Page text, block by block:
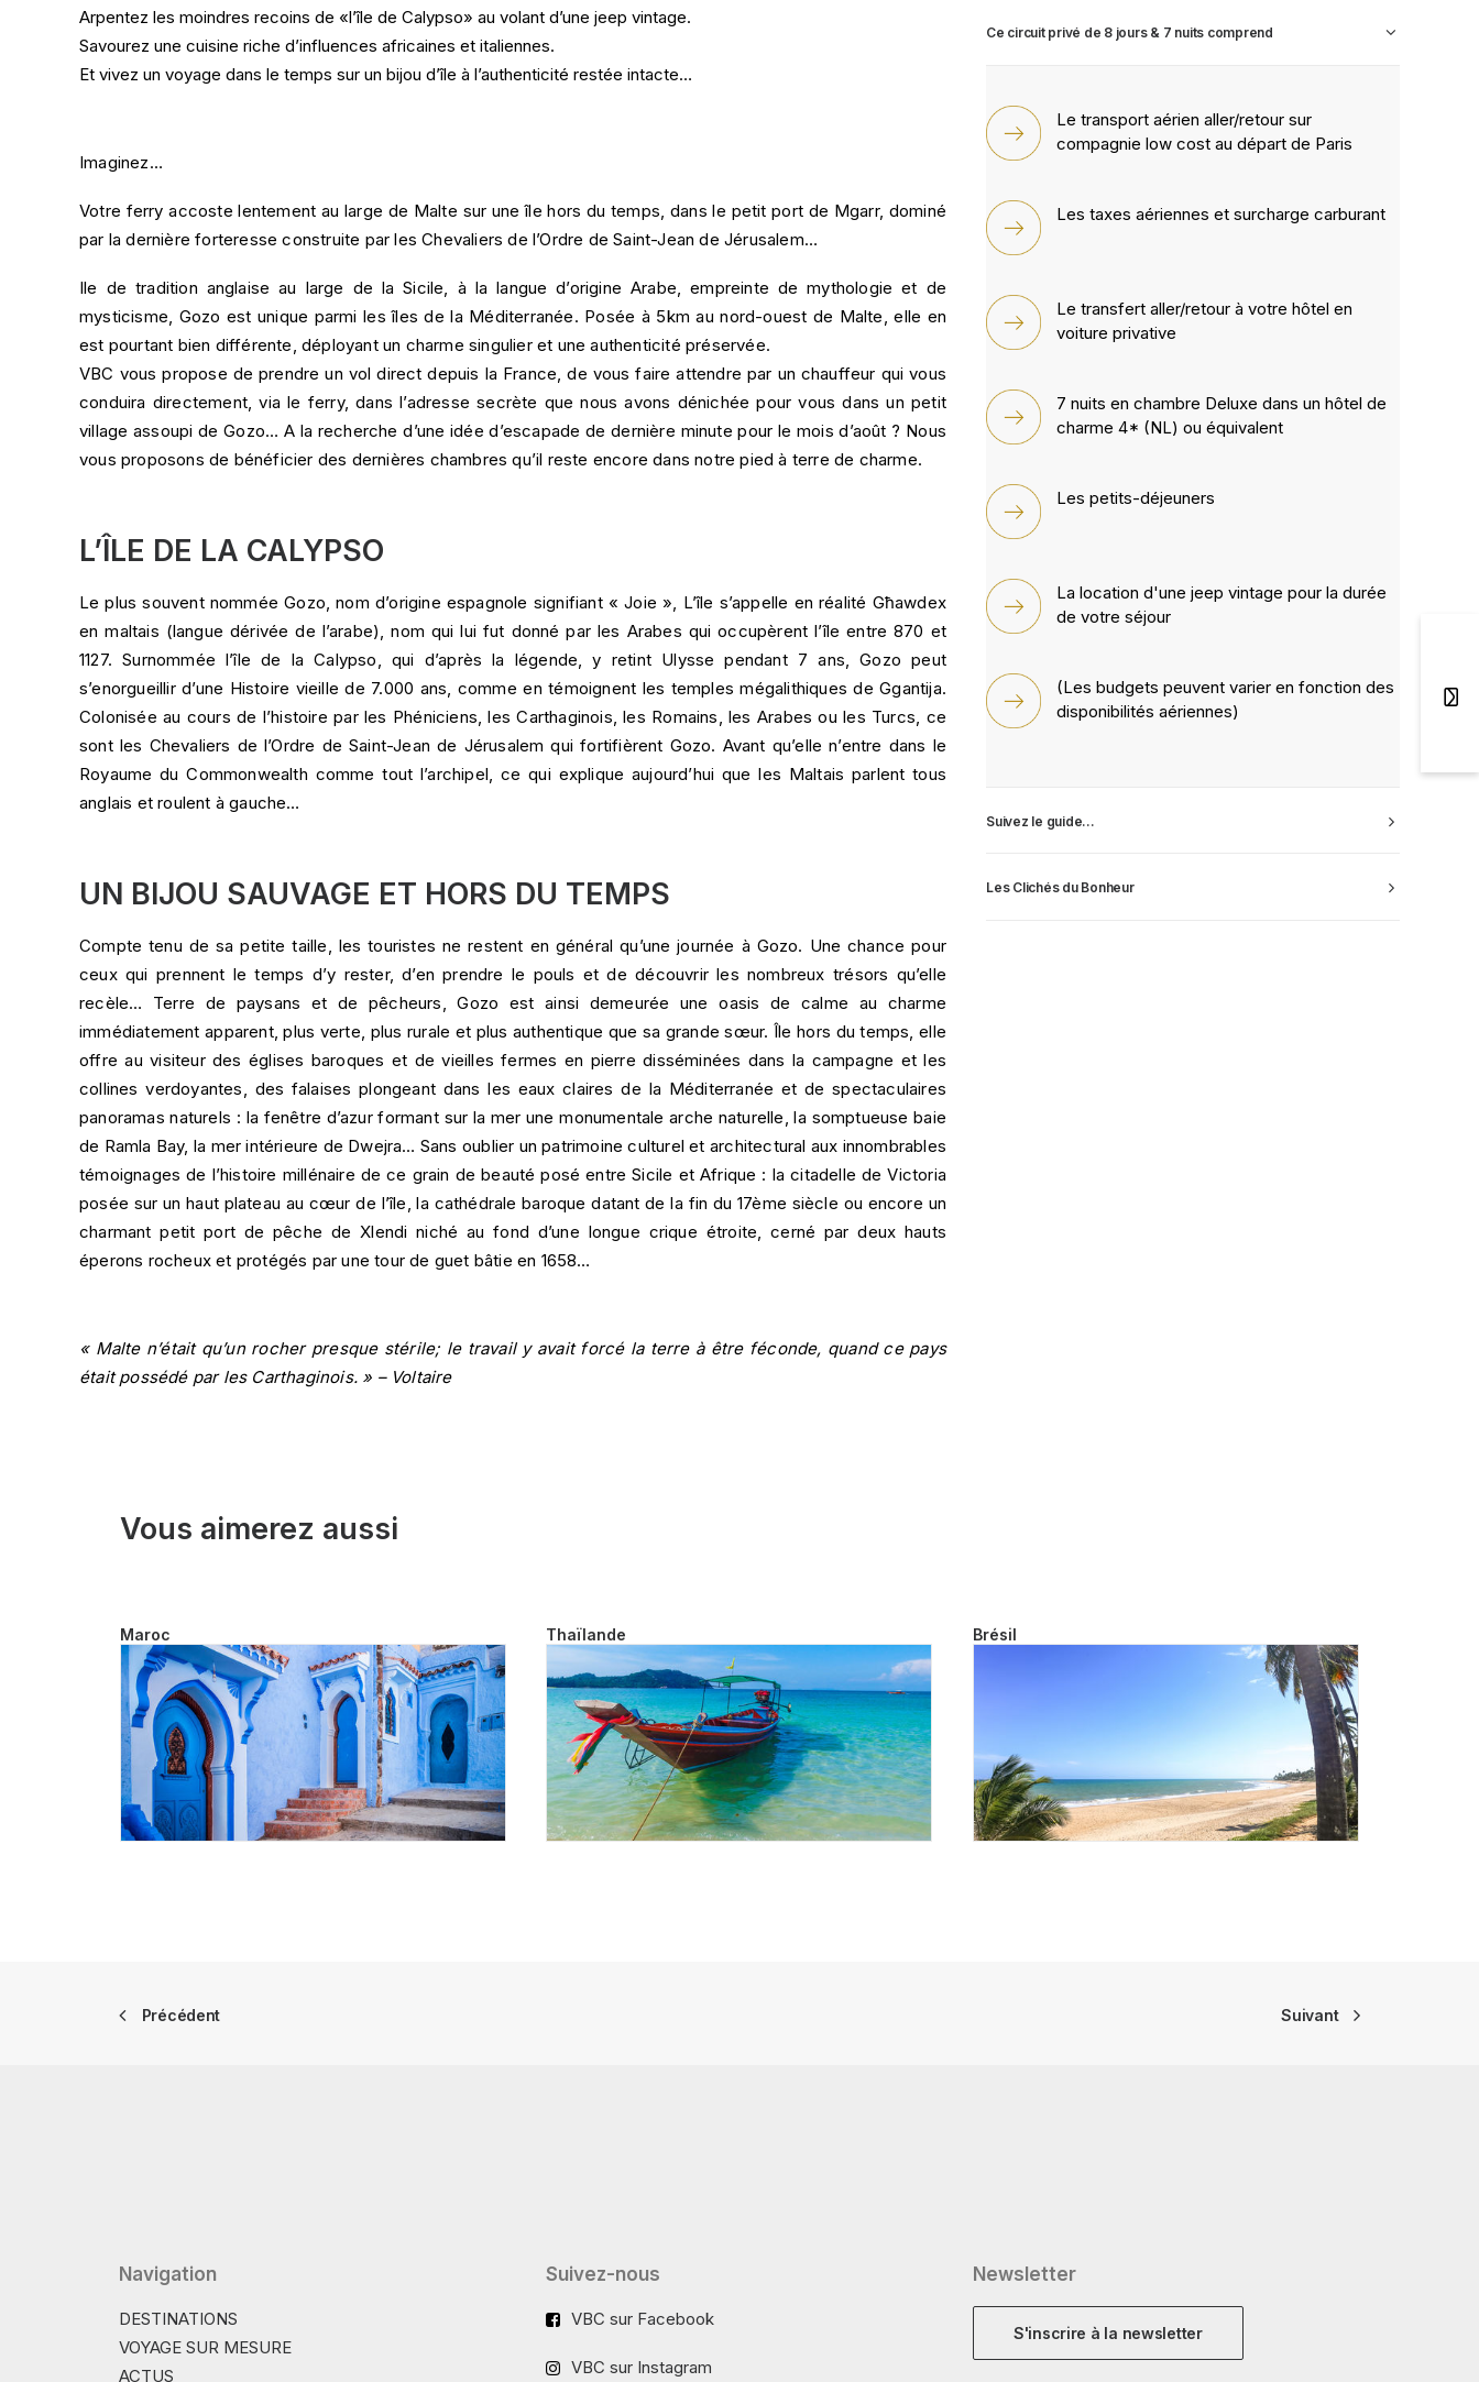
Arpentez les moindres recoins de «l’île de Calypso» au volant d’une jeep vintage.
Savourez une cuisine riche d’influences africaines et italiennes.
Et vivez un voyage dans le temps sur un bijou d’île à l’authenticité restée intacte…
Imaginez…
Votre ferry accoste lentement au large de Malte sur une île hors du temps, dans le petit port de Mgarr, dominé
par la dernière forteresse construite par les Chevaliers de l’Ordre de Saint-Jean de Jérusalem…
Ile de tradition anglaise au large de la Sicile, à la langue d’origine Arabe, empreinte de mythologie et de
mysticisme, Gozo est unique parmi les îles de la Méditerranée. Posée à 5km au nord-ouest de Malte, elle en
est pourtant bien différente, déployant un charme singulier et une authenticité préservée.
VBC vous propose de prendre un vol direct depuis la France, de vous faire attendre par un chauffeur qui vous
conduira directement, via le ferry, dans l’adresse secrète que nous avons dénichée pour vous dans un petit
village assoupi de Gozo… A la recherche d’une idée d’escapade de dernière minute pour le mois d’août ? Nous
vous proposons de bénéficier des dernières chambres qu’il reste encore dans notre pied à terre de charme.
L’ÎLE DE LA CALYPSO
Le plus souvent nommée Gozo, nom d’origine espagnole signifiant « Joie », L’île s’appelle en réalité Għawdex
en maltais (langue dérivée de l’arabe), nom qui lui fut donné par les Arabes qui occupèrent l’île entre 870 et
1127. Surnommée l’île de la Calypso, qui d’après la légende, y retint Ulysse pendant 7 ans, Gozo peut
s’enorgueillir d’une Histoire vieille de 7.000 ans, comme en témoignent les temples mégalithiques de Ggantija.
Colonisée au cours de l’histoire par les Phéniciens, les Carthaginois, les Romains, les Arabes ou les Turcs, ce
sont les Chevaliers de l’Ordre de Saint-Jean de Jérusalem qui fortifièrent Gozo. Avant qu’elle n’entre dans le
Royaume du Commonwealth comme tout l’archipel, ce qui explique aujourd’hui que les Maltais parlent tous
anglais et roulent à gauche…
UN BIJOU SAUVAGE ET HORS DU TEMPS
Compte tenu de sa petite taille, les touristes ne restent en général qu’une journée à Gozo. Une chance pour
ceux qui prennent le temps d’y rester, d’en prendre le pouls et de découvrir les nombreux trésors qu’elle
recèle… Terre de paysans et de pêcheurs, Gozo est ainsi demeurée une oasis de calme au charme
immédiatement apparent, plus verte, plus rurale et plus authentique que sa grande sœur. Île hors du temps, elle
offre au visiteur des églises baroques et de vieilles fermes en pierre disséminées dans la campagne et les
collines verdoyantes, des falaises plongeant dans les eaux claires de la Méditerranée et de spectaculaires
panoramas naturels : la fenêtre d’azur formant sur la mer une monumentale arche naturelle, la somptueuse baie
de Ramla Bay, la mer intérieure de Dwejra… Sans oublier un patrimoine culturel et architectural aux innombrables
témoignages de l’histoire millénaire de ce grain de beauté posé entre Sicile et Afrique : la citadelle de Victoria
posée sur un haut plateau au cœur de l’île, la cathédrale baroque datant de la fin du 17ème siècle ou encore un
charmant petit port de pêche de Xlendi niché au fond d’une longue crique étroite, cerné par deux hauts
éperons rocheux et protégés par une tour de guet bâtie en 1658…
« Malte n’était qu’un rocher presque stérile; le travail y avait forcé la terre à être féconde, quand ce pays
était possédé par les Carthaginois. » – Voltaire
Ce circuit privé de 8 jours & 7 nuits comprend
Le transport aérien aller/retour sur
compagnie low cost au départ de Paris
Les taxes aériennes et surcharge carburant
Le transfert aller/retour à votre hôtel en
voiture privative
7 nuits en chambre Deluxe dans un hôtel de
charme 4* (NL) ou équivalent
Les petits-déjeuners
La location d'une jeep vintage pour la durée
de votre séjour
(Les budgets peuvent varier en fonction des
disponibilités aériennes)
Suivez le guide...
Les Clichés du Bonheur
Vous aimerez aussi
Maroc Thaïlande Brésil
Précédent Suivant
Navigation
DESTINATIONS
VOYAGE SUR MESURE
ACTUS
Suivez-nous
VBC sur Facebook
VBC sur Instagram
Newsletter
S'inscrire à la newsletter